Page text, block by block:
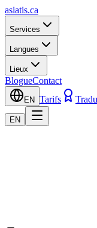
asiatis.ca
Services
Langues
Lieux
BlogueContact
EN Tarifs
EN